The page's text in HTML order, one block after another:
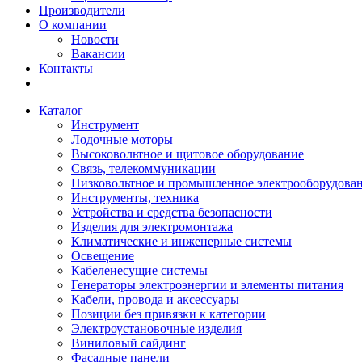
Производители
О компании
Новости
Вакансии
Контакты
Каталог
Инструмент
Лодочные моторы
Высоковольтное и щитовое оборудование
Связь, телекоммуникации
Низковольтное и промышленное
Инструменты, техника
Устройства и средства безопасности
Изделия для электромонтажа
Климатические и инженерные системы
Освещение
Кабеленесущие системы
Генераторы электроэнергии и элементы питания
Кабели, провода и аксессуары
Позиции без привязки к категории
Электроустановочные изделия
Виниловый сайдинг
Фасадные панели